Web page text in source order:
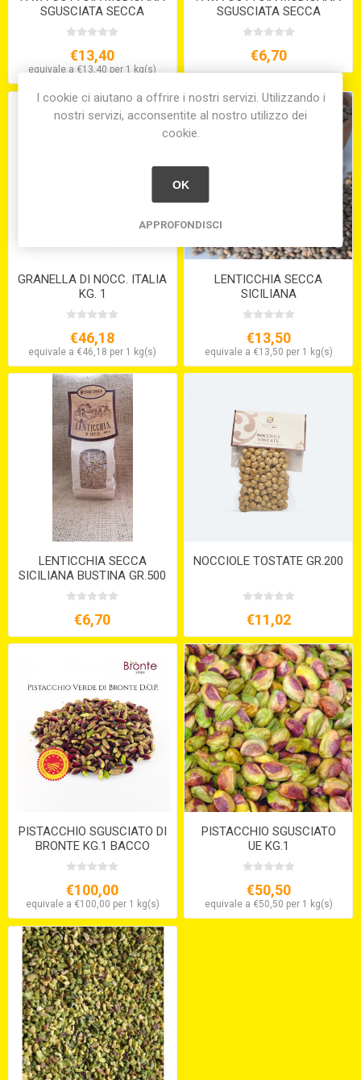
SGUSCIATA SECCA
€13,40
equivale a €13,40 per 1 kg(s)
SGUSCIATA SECCA
BUSTINA GR.500
€6,70
GRANELLA DI NOCC. ITALIA
KG. 1
€46,18
equivale a €46,18 per 1 kg(s)
LENTICCHIA SECCA
SICILIANA
€13,50
equivale a €13,50 per 1 kg(s)
LENTICCHIA SECCA
SICILIANA BUSTINA GR.500
€6,70
NOCCIOLE TOSTATE GR.200
€11,02
PISTACCHIO SGUSCIATO DI
BRONTE KG.1 BACCO
€100,00
equivale a €100,00 per 1 kg(s)
PISTACCHIO SGUSCIATO
UE KG.1
€50,50
equivale a €50,50 per 1 kg(s)
I cookie ci aiutano a offrire i nostri servizi. Utilizzando i
nostri servizi, acconsentite al nostro utilizzo dei
cookie.
OK
APPROFONDISCI